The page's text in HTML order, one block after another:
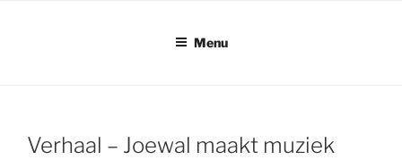
Menu
Verhaal – Joewal maakt muziek